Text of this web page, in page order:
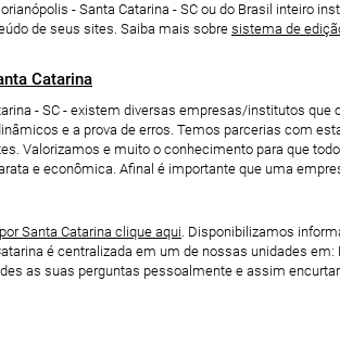
- Santa Catarina - SC ou do Brasil inteiro
de seus sites. Saiba mais sobresistema de
Catarina
- SC - existem diversas empresas/institutos
e a prova de erros. Temos parcerias com
Valorizamos e muito o conhecimento para que
e econômica. Afinal é importante que uma
Santa Catarina clique aqui. Disponibilizamos
é centralizada em um de nossas unidades
as suas perguntas pessoalmente e assim